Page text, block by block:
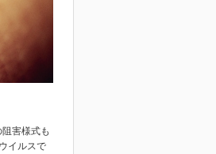
害様式も
イルスで